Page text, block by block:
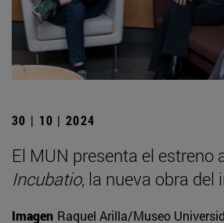
30 | 10 | 2024
El MUN presenta el estreno
Incubatio, la nueva obra
Imagen Raquel Arilla/Museo